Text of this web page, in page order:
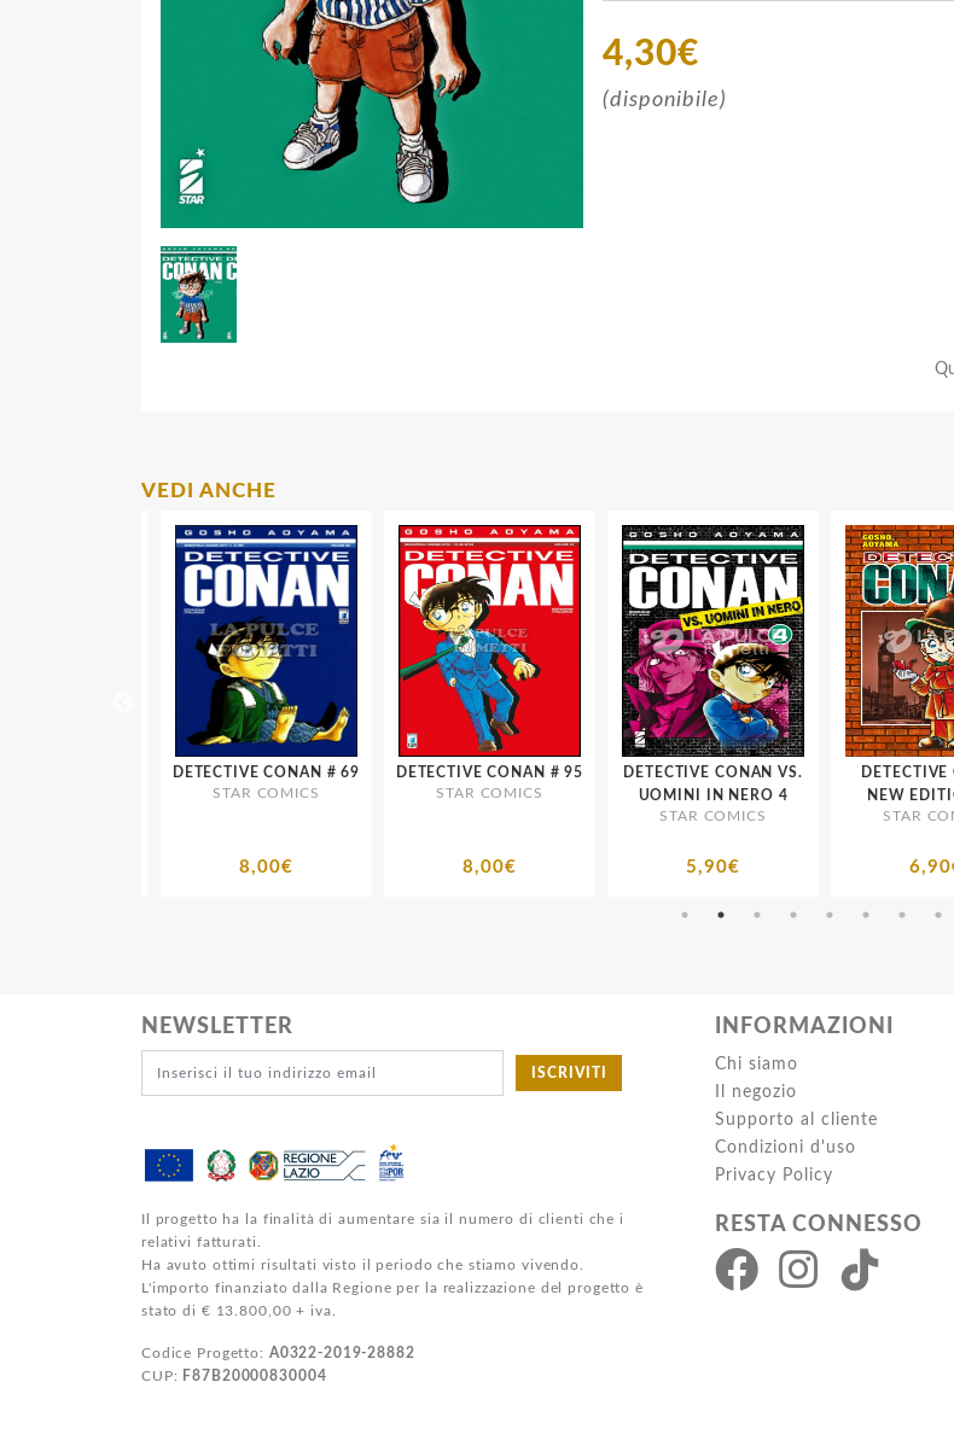
4,30€
(disponibile)
VEDI ANCHE
DETECTIVE CONAN # 69
STAR COMICS
8,00€
DETECTIVE CONAN # 95
STAR COMICS
8,00€
DETECTIVE CONAN VS.
UOMINI IN NERO 4
STAR COMICS
5,90€
DETECTIVE
STAR
6,90€
NEWSLETTER
ISCRIVITI
Il progetto ha la finalità di aumentare sia il numero di clienti che i
relativi fatturati.
Ha avuto ottimi risultati visto il periodo che stiamo vivendo.
L'importo finanziato dalla Regione per la realizzazione del progetto è
stato di € 13.800,00 + iva.
Codice Progetto: A0322-2019-28882
CUP: F87B20000830004
INFORMAZIONI
Chi siamo
Il negozio
Supporto al cliente
Condizioni d'uso
Privacy Policy
RESTA CONNESSO